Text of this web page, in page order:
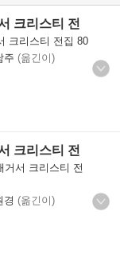
크리스티 전
크리스티 전집 80
주 (옮긴이)
크리스티 전
거서 크리스티 전
경 (옮긴이)